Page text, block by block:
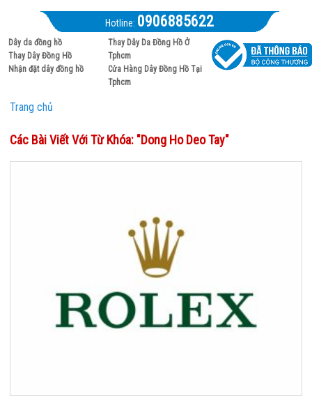
Hotline: 0906885622
Dây da đồng hồ
Thay Dây Đồng Hồ
Nhận đặt dây đồng hồ
Thay Dây Da Đồng Hồ Ở
Tphcm
Cửa Hàng Dây Đồng Hồ Tại
Tphcm
Trang chủ
Các Bài Viết Với Từ Khóa: "dong Ho Deo Tay"